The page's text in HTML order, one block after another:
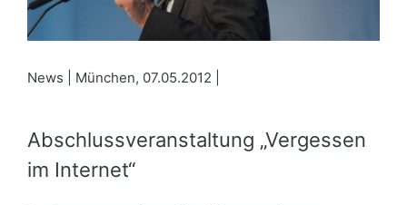
News | München, 07.05.2012 |
Abschlussveranstaltung „Vergessen
im Internet“